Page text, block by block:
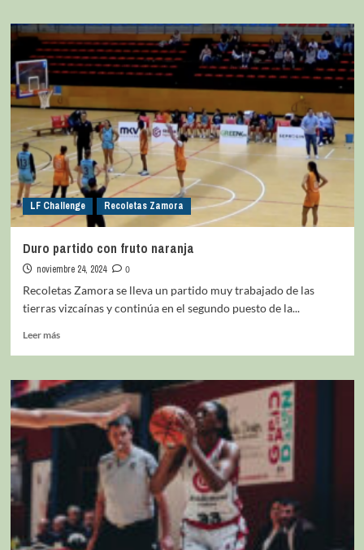
LF Challenge Recoletas Zamora
Duro partido con fruto naranja
noviembre 24, 2024
0
Recoletas Zamora se lleva un partido muy trabajado de las
tierras vizcaínas y continúa en el segundo puesto de la...
Leer más